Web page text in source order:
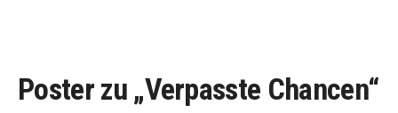
Poster zu „Verpasste Chancen“